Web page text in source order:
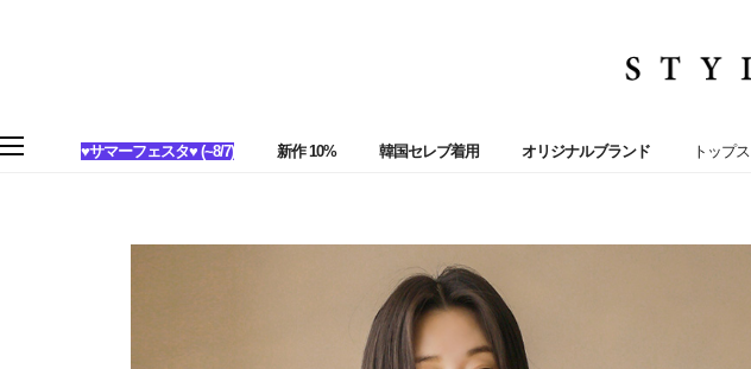
♥サマーフェスタ♥ (~8/7) 新作 10% 韓国セレブ着用 オリジナルブランド トップス